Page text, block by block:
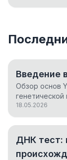
Введение
Обзор основ
генетической
18.05.2026
ДНК тест: